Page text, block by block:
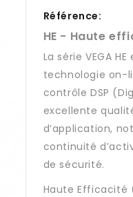
Référence:
HE - Haute
La série VEGA
technologie on-
contrôle DSP
excellente
d’application,
continuité
de sécurité.
Haute Efficacité